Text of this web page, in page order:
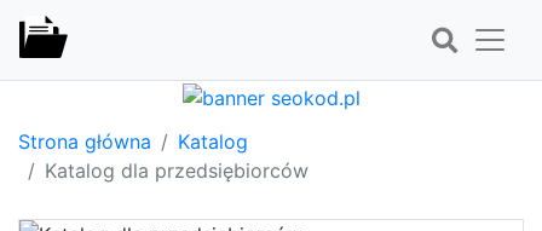
Strona główna
Katalog
Katalog dla przedsiębiorców